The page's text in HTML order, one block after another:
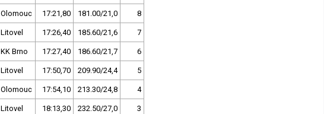
Olomouc 17:21,80 181.00/21,0 8
Litovel 17:26,40 185.60/21,6 7
KK Brno 17:27,40 186.60/21,7 6
Litovel 17:50,70 209.90/24,4 5
Olomouc 17:54,10 213.30/24,8 4
Litovel 18:13,30 232.50/27,0 3